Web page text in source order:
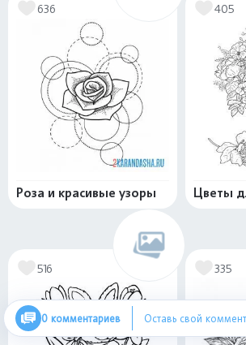
636
Роза и красивые узоры
405
Цветы
516 335
0 комментариев Оставь свой